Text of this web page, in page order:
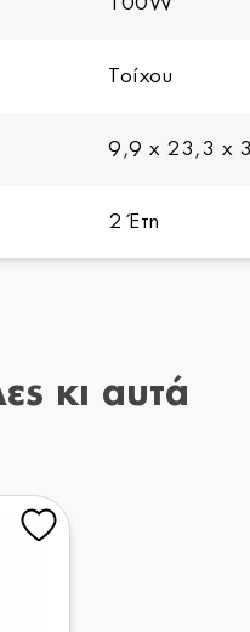
Τοίχου
9,9 x 23,3 x
2 Έτη
κι αυτά